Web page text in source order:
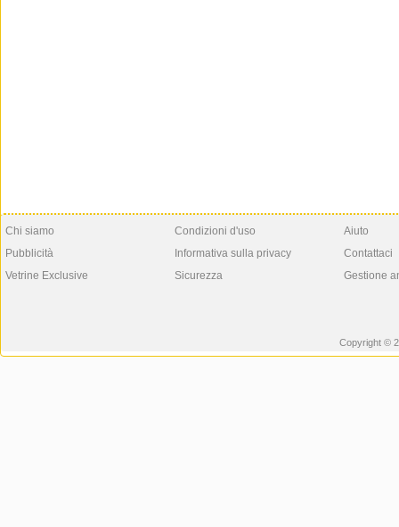
Chi siamo
Pubblicità
Vetrine Exclusive
Condizioni d'uso
Informativa sulla privacy
Sicurezza
Aiuto
Contattaci
Gestione
Copyright ©